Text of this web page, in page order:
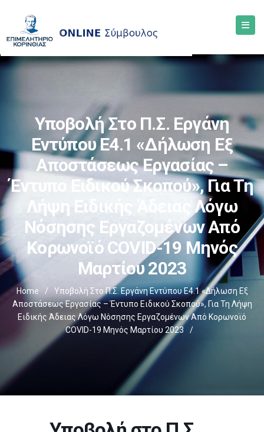
Υποβολή Στο Π.Σ. Εργάνη
Εντύπου Ε4.1 «Δήλωση Εξ
Αποστάσεως Εργασίας –
Έντυπο Ειδικού Σκοπού», Για Τη
Λήψη Ειδικής Άδειας Λόγω
Νόσησης Εργαζομένων Από
Κορωνοϊό COVID-19 Μηνός
Μαρτίου 2023
Home /
Υποβολή Στο Π.Σ. Εργάνη Εντύπου Ε4.1 «Δήλωση Εξ
Αποστάσεως Εργασίας – Έντυπο Ειδικού Σκοπού», Για Τη Λήψη
Ειδικής Άδειας Λόγω Νόσησης Εργαζομένων Από Κορωνοϊό
COVID-19 Μηνός Μαρτίου 2023
/